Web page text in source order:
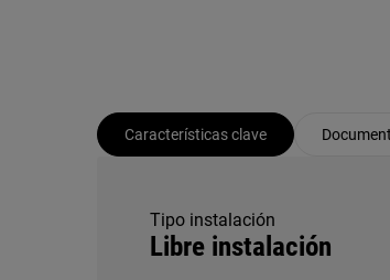
Características clave
Tipo instalación
Libre instalación